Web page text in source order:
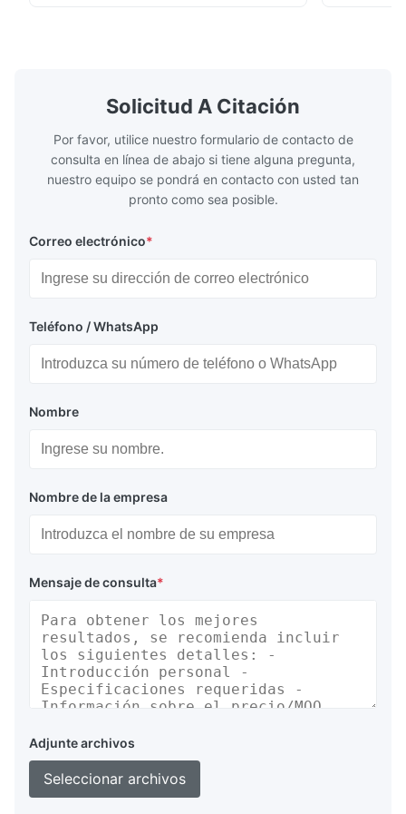
the basic component of boiler water
circulation loop.Because of both cooling
Solicitud A Citación
Por favor, utilice nuestro formulario de contacto de
consulta en línea de abajo si tiene alguna pregunta,
nuestro equipo se pondrá en contacto con usted tan
pronto como sea posible.
Correo electrónico*
Teléfono / WhatsApp
Nombre
Nombre de la empresa
Mensaje de consulta*
Adjunte archivos
Seleccionar archivos